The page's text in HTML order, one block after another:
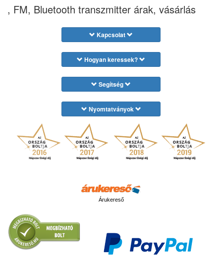
, FM, Bluetooth transzmitter árak, vásárlás
Kapcsolat
Hogyan keressek?
Segítség
Nyomtatványok
Árukereső